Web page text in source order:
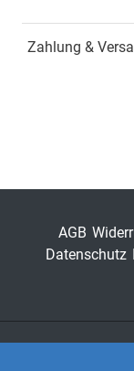
ISBN
Fachbereich
Zahlung &
AGB
Datenschutz